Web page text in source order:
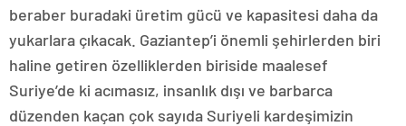
beraber buradaki üretim gücü ve kapasitesi daha da
yukarlara çıkacak. Gaziantep’i önemli şehirlerden biri
haline getiren özelliklerden biriside maalesef
Suriye’de ki acımasız, insanlık dışı ve barbarca
düzenden kaçan çok sayıda Suriyeli kardeşimizin